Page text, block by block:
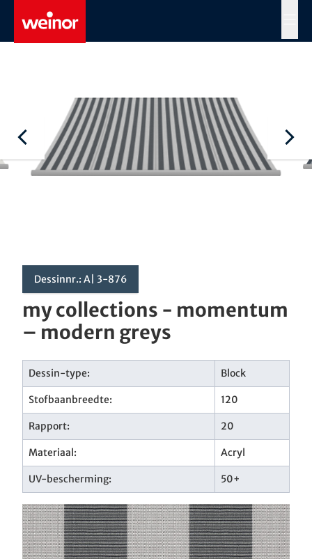
Skip to main content
Dessinnr.: A| 3-876
my collections - momentum
– modern greys
Dessin-type: Block
Stofbaanbreedte: 120
Rapport: 20
Materiaal: Acryl
UV-bescherming: 50+